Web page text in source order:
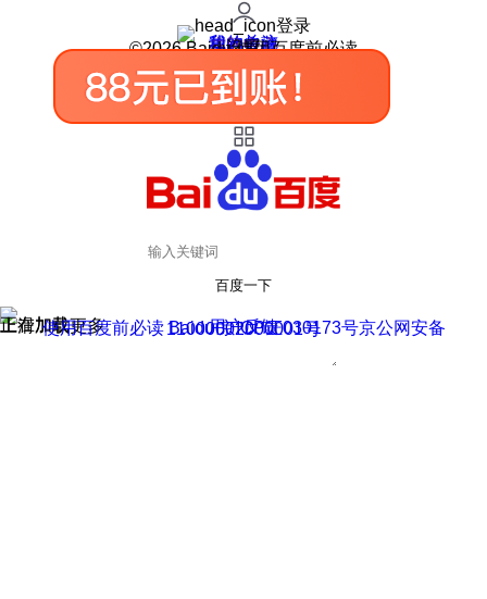
登录
我的关注
我的收藏
皮肤中心
用户反馈
设置
©2026 Baidu 使用百度前必读
百度一下
正在加载
上滑加载更多 用户反馈
使用百度前必读 Baidu 京ICP证030173号
京公网安备11000002000001号